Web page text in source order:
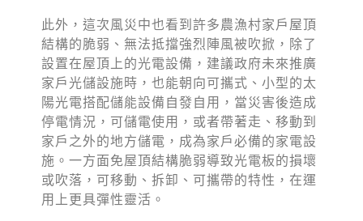
此外，這次風災中也看到許多農漁村家戶屋頂
結構的脆弱、無法抵擋強烈陣風被吹掀，除了
設置在屋頂上的光電設備，建議政府未來推廣
家戶光儲設施時，也能朝向可攜式、小型的太
陽光電搭配儲能設備自發自用，當災害後造成
停電情況，可儲電使用，或者帶著走、移動到
家戶之外的地方儲電，成為家戶必備的家電設
施。一方面免屋頂結構脆弱導致光電板的損壞
或吹落，可移動、拆卸、可攜帶的特性，在運
用上更具彈性靈活。